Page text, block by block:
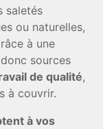
saletés
ou naturelles,
à une
sources
de qualité,
à couvrir.
à vos